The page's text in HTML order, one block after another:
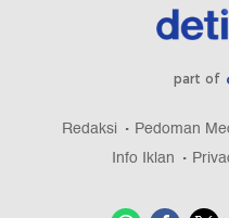
part of
Redaksi Pedoman
Info Iklan